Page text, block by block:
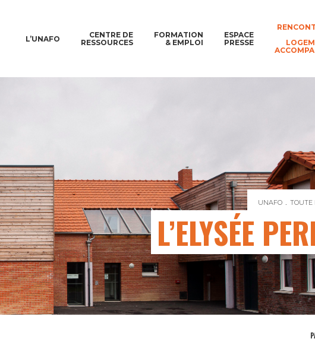
L’UNAFO
CENTRE DE
RESSOURCES
FORMATION
& EMPLOI
ESPACE
PRESSE
UNAFO TOUTE
L’ELYSÉE